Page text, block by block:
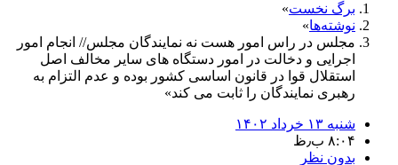
برگ نخست
نوشته‌ها
مجلس در راس امور هست نه نمایندگان مجلس// انجام امور
اجرایی و دخالت در امور دستگاه های سایر مخالف اصل
استقلال قوا در قانون اساسی کشور بوده و عدم التزام به
رهبری نمایندگان را ثابت می کند
شنبه ۱۳ خرداد ۱۴۰۲
۸:۰۴ ب٫ظ
بدون نظر